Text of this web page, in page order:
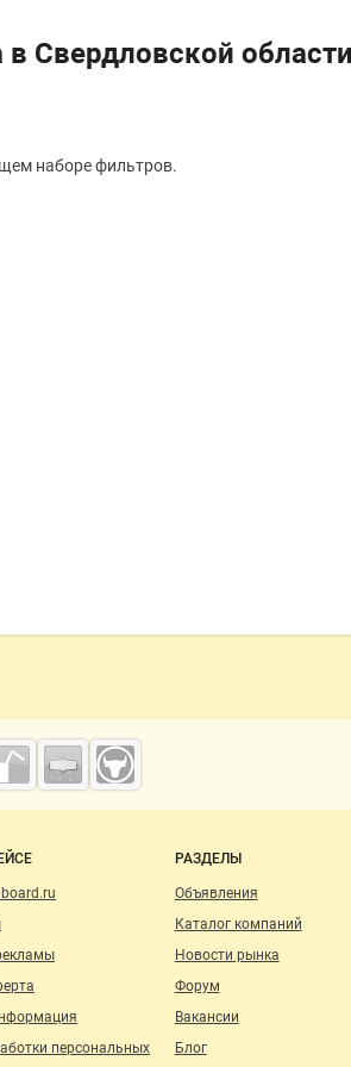
Свердловской области
наборе фильтров.
по сайту
персональных
РАЗДЕЛЫ
Объявления
Каталог компаний
Новости рынка
Форум
Вакансии
Блог